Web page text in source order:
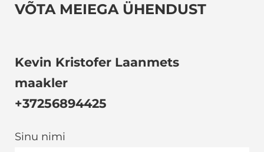
VÕTA MEIEGA ÜHENDUST
Kevin Kristofer Laanmets
maakler
+37256894425
Sinu nimi